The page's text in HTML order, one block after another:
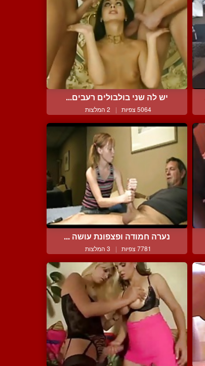
יש לה שני בולבולים רעבים...
5064 צפיות | 2 המלצות
נערה חמודה ופצפונת עושה ...
7781 צפיות | 3 המלצות